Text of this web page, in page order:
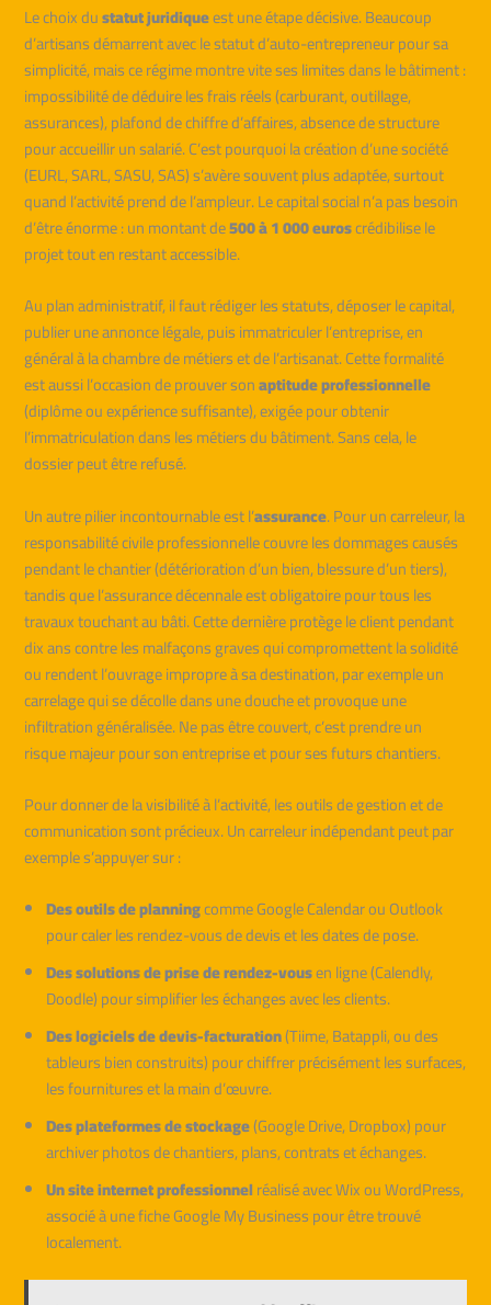
Le choix dustatut juridiqueest une étape décisive. Beaucoup
d’artisans démarrent avec le statut d’auto-entrepreneur pour sa
simplicité, mais ce régime montre vite ses limites dans le bâtiment :
impossibilité de déduire les frais réels (carburant, outillage,
assurances), plafond de chiffre d’affaires, absence de structure
pour accueillir un salarié. C’est pourquoi la création d’une société
(EURL, SARL, SASU, SAS) s’avère souvent plus adaptée, surtout
quand l’activité prend de l’ampleur. Le capital social n’a pas besoin
d’être énorme : un montant de500 à 1 000 euroscrédibilise le
projet tout en restant accessible.
Au plan administratif, il faut rédiger les statuts, déposer le capital,
publier une annonce légale, puis immatriculer l’entreprise, en
général à la chambre de métiers et de l’artisanat. Cette formalité
est aussi l’occasion de prouver sonaptitude professionnelle
(diplôme ou expérience suffisante), exigée pour obtenir
l’immatriculation dans les métiers du bâtiment. Sans cela, le
dossier peut être refusé.
Un autre pilier incontournable est l’assurance. Pour un carreleur, la
responsabilité civile professionnelle couvre les dommages causés
pendant le chantier (détérioration d’un bien, blessure d’un tiers),
tandis que l’assurance décennale est obligatoire pour tous les
travaux touchant au bâti. Cette dernière protège le client pendant
dix ans contre les malfaçons graves qui compromettent la solidité
ou rendent l’ouvrage impropre à sa destination, par exemple un
carrelage qui se décolle dans une douche et provoque une
infiltration généralisée. Ne pas être couvert, c’est prendre un
risque majeur pour son entreprise et pour ses futurs chantiers.
Pour donner de la visibilité à l’activité, les outils de gestion et de
communication sont précieux. Un carreleur indépendant peut par
exemple s’appuyer sur :
Des outils de planningcomme Google Calendar ou Outlook
pour caler les rendez-vous de devis et les dates de pose.
Des solutions de prise de rendez-vousen ligne (Calendly,
Doodle) pour simplifier les échanges avec les clients.
Des logiciels de devis-facturation(Tiime, Batappli, ou des
tableurs bien construits) pour chiffrer précisément les surfaces,
les fournitures et la main d’œuvre.
Des plateformes de stockage(Google Drive, Dropbox) pour
archiver photos de chantiers, plans, contrats et échanges.
Un site internet professionnelréalisé avec Wix ou WordPress,
associé à une fiche Google My Business pour être trouvé
localement.